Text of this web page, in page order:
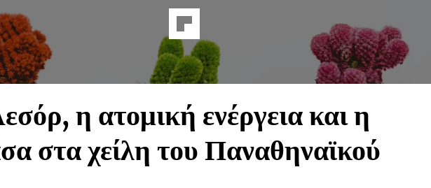
η ατομική ενέργεια και η
στα χείλη του Παναθηναϊκού